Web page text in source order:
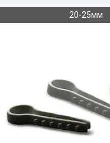
20-25мм